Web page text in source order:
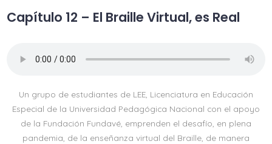
Capítulo 12 – El Braille Virtual, es Real
Un grupo de estudiantes de LEE, Licenciatura en Educación
Especial de la Universidad Pedagógica Nacional con el apoyo
de la Fundación Fundavé, emprenden el desafío, en plena
pandemia, de la enseñanza virtual del Braille, de manera